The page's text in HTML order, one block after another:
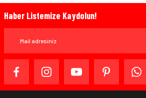
Haber Listemize Kaydolun!